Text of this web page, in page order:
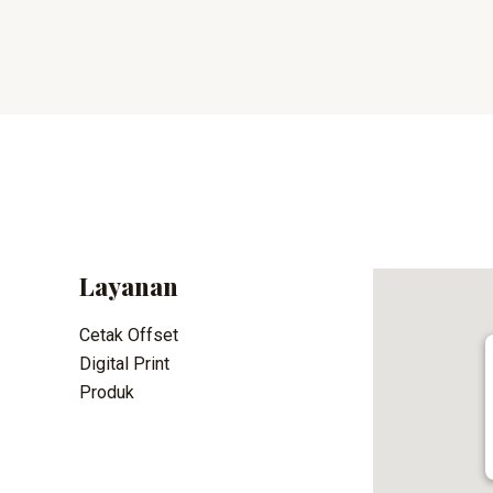
Layanan
Cetak Offset
Digital Print
Produk